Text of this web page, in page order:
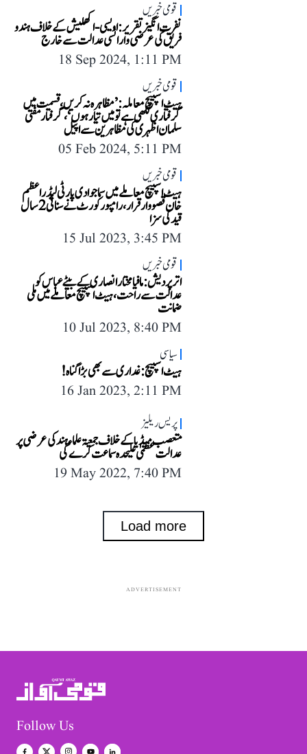
قومی خبریں
نفرت انگیز تقریر: اویسی-اکھلیش کے خلاف ہندو
فریق کی عرضی وارانسی عدالت سے خارج
18 Sep 2024, 1:11 PM
قومی خبریں
ہیٹ اسپیچ معاملہ: ’مظاہرہ نہ کریں، قسمت میں
گرفتاری لکھی ہے تو میں تیار ہوں‘، گرفتار مفتی
سلمان اظہری کی مظاہرین سے اپیل
05 Feb 2024, 5:11 PM
قومی خبریں
ہیٹ اسپیچ معاملے میں سماجوادی پارٹی لیڈر اعظم
خان قصووار قرار، رامپور کورٹ نے سنائی 2 سال
قید کی سزا
15 Jul 2023, 3:45 PM
قومی خبریں
اتر پردیش: مافیا مختار انصاری کے بیٹے عباس کو
عدالت سے راحت، ہیٹ اسپیچ معاملے میں ملی
ضمانت
10 Jul 2023, 8:40 PM
سیاسی
ہیٹ اسپیچ: غداری سے بھی بڑا گناہ!
16 Jan 2023, 2:11 PM
پریس ریلیز
متعصب میڈیا کے خلاف جمعیۃ علماء ہند کی عرضی پر
عدالت عظمیٰ علیحدہ سماعت کرے گی
19 May 2022, 7:40 PM
Load more
ADVERTISEMENT
Follow Us